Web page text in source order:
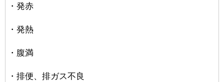
・発赤
・発熱
・腹満
・排便、排ガス不良